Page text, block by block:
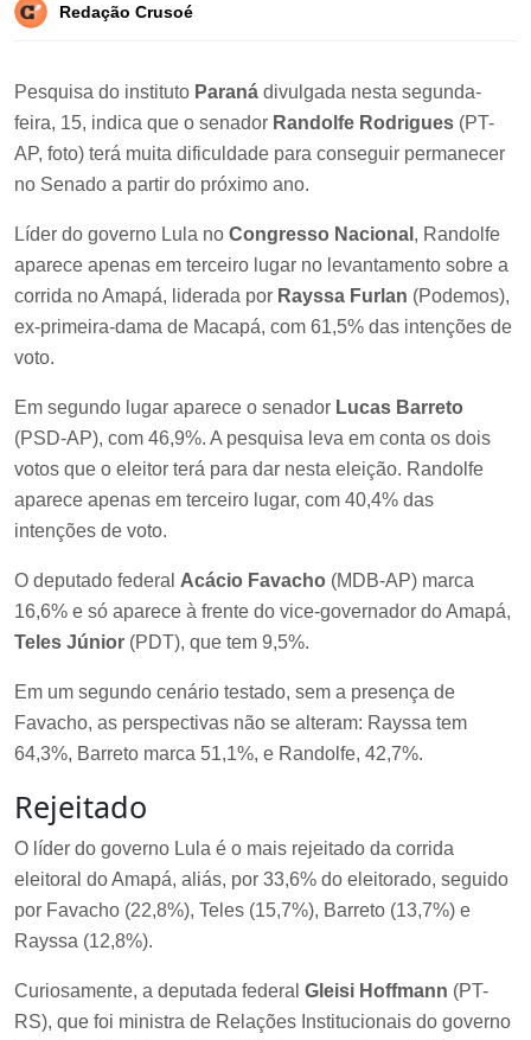
Redação Crusoé
Pesquisa do instituto Paraná divulgada nesta segunda-
feira, 15, indica que o senador Randolfe Rodrigues (PT-
AP, foto) terá muita dificuldade para conseguir permanecer
no Senado a partir do próximo ano.
Líder do governo Lula no Congresso Nacional , Randolfe
aparece apenas em terceiro lugar no levantamento sobre a
corrida no Amapá, liderada por Rayssa Furlan (Podemos),
ex-primeira-dama de Macapá, com 61,5% das intenções de
voto.
Em segundo lugar aparece o senador Lucas Barreto
(PSD-AP), com 46,9%. A pesquisa leva em conta os dois
votos que o eleitor terá para dar nesta eleição. Randolfe
aparece apenas em terceiro lugar, com 40,4% das
intenções de voto.
O deputado federal Acácio Favacho (MDB-AP) marca
16,6% e só aparece à frente do vice-governador do Amapá,
Teles Júnior (PDT), que tem 9,5%.
Em um segundo cenário testado, sem a presença de
Favacho, as perspectivas não se alteram: Rayssa tem
64,3%, Barreto marca 51,1%, e Randolfe, 42,7%.
Rejeitado
O líder do governo Lula é o mais rejeitado da corrida
eleitoral do Amapá, aliás, por 33,6% do eleitorado, seguido
por Favacho (22,8%), Teles (15,7%), Barreto (13,7%) e
Rayssa (12,8%).
Curiosamente, a deputada federal Gleisi Hoffmann (PT-
RS), que foi ministra de Relações Institucionais do governo